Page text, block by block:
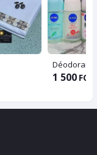
Déodorant
1 500